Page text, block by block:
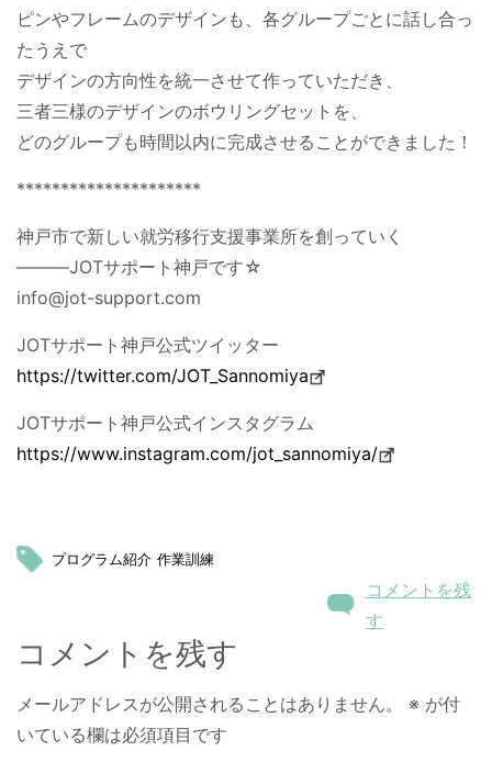
ピンやフレームのデザインも、各グループごとに話し合っ
たうえで
デザインの方向性を統一させて作っていただき、
三者三様のデザインのボウリングセットを、
どのグループも時間以内に完成させることができました！
*********************
神戸市で新しい就労移行支援事業所を創っていく
―――JOTサポート神戸です☆
info@jot-support.com
JOTサポート神戸公式ツイッター
https://twitter.com/JOT_Sannomiya
JOTサポート神戸公式インスタグラム
https://www.instagram.com/jot_sannomiya/
プログラム紹介 作業訓練
コメントを残
す
コメントを残す
メールアドレスが公開されることはありません。 ※ が付
いている欄は必須項目です